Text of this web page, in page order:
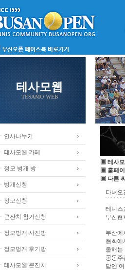
테사모웹
TESAMO WEB
ㆍ인사나누기
ㆍ테사모웹 카페
ㆍ정모 벙개 방
ㆍ벙개신청
ㆍ정모신청
ㆍ큰잔치 참가신청
ㆍ정모벙개 사진방
ㆍ정모벙개 후기방
ㆍ테사모웹 큰잔치
▣ 테사
▣ 홈페
▣ 다른
다녀오
테니스
부산협
부산에
협회에
올해는
공동주
담엔